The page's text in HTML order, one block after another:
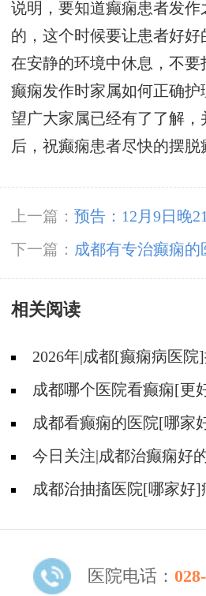
说明，要知道癫痫患者发作
的，这个时候要让患者好
在安静的环境中休息，不
癫痫发作时家属如何正确护
望广大家属已经有了了解
后，祝癫痫患者尽快的摆脱
上一篇： 预告：12月9日晚
豆晓峰主任一起了解癫痫
理、冬季预防等问题
下一篇： 成都有专治癫痫的
痫病的费用
相关阅读
2026年|成都[癫痫病医
癫痫好的医院?
成都哪个医院看癫痫[更
时间?成都看癫痫的医院[哪家
注意什么?
今日关注|成都治癫痫好
疗癫痫有没有效果?
成都治抽搐医院[哪家好
医院电话：